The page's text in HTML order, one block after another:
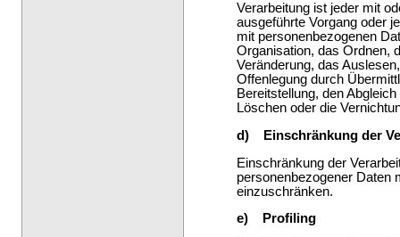
Verarbeitung ist jeder mit
ausgeführte Vorgang oder
mit personenbezogenen
Organisation, das Ordnen,
Veränderung, das
Offenlegung durch
Bereitstellung, den
Löschen oder die
d) Einschränkung der
Einschränkung der
personenbezogener Daten
einzuschränken.
e) Profiling